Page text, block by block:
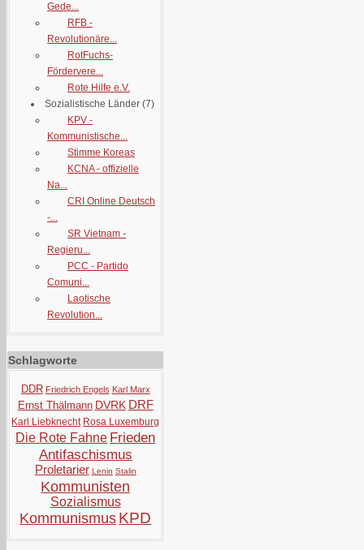
Gede...
RFB -
Revolutionäre...
RotFuchs-
Fördervere...
Rote Hilfe e.V.
Sozialistische Länder (7)
KPV -
Kommunistische...
Stimme Koreas
KCNA - offizielle
Na...
CRI Online Deutsch
-...
SR Vietnam -
Regieru...
PCC - Partido
Comuni...
Laotische
Revolution...
Schlagworte
DDR Friedrich Engels Karl Marx
Ernst Thälmann DVRK DRF
Karl Liebknecht Rosa Luxemburg
Die Rote Fahne Frieden
Antifaschismus
Proletarier Lenin Stalin
Kommunisten
Sozialismus
Kommunismus KPD